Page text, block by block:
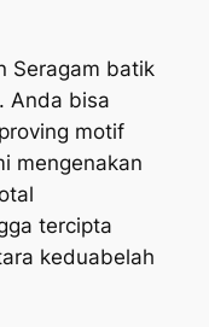
Seragam batik
Anda bisa
motif
mengenakan
tercipta
keduabelah